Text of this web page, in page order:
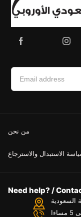
من نحن
الاستبدال والاسترجاع
Need help? /
السعودية